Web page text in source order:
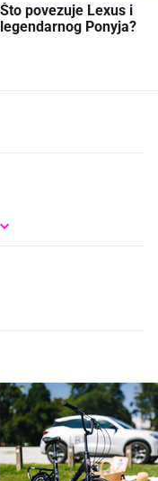
Što povezuje Lexus i
legendarnog Ponyja?